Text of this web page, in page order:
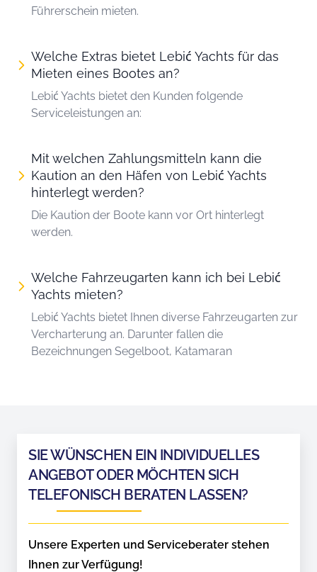
Führerschein mieten.
Welche Extras bietet Lebić Yachts für das
Mieten eines Bootes an?
Lebić Yachts bietet den Kunden folgende
Serviceleistungen an:
Mit welchen Zahlungsmitteln kann die
Kaution an den Häfen von Lebić Yachts
hinterlegt werden?
Die Kaution der Boote kann vor Ort hinterlegt
werden.
Welche Fahrzeugarten kann ich bei Lebić
Yachts mieten?
Lebić Yachts bietet Ihnen diverse Fahrzeugarten zur
Vercharterung an. Darunter fallen die
Bezeichnungen Segelboot, Katamaran
SIE WÜNSCHEN EIN INDIVIDUELLES
ANGEBOT ODER MÖCHTEN SICH
TELEFONISCH BERATEN LASSEN?
Unsere Experten und Serviceberater stehen
Ihnen zur Verfügung!